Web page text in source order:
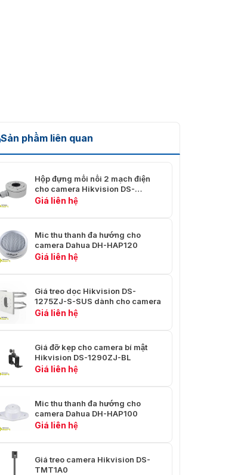
Sản phẩm liên quan
Hộp đựng mối nối 2 mạch điện
cho camera Hikvision DS-
1280ZJ-XS
Giá liên hệ
Mic thu thanh đa hướng cho
camera Dahua DH-HAP120
Giá liên hệ
Giá treo dọc Hikvision DS-
1275ZJ-S-SUS dành cho camera
Giá liên hệ
Giá đỡ kẹp cho camera bí mật
Hikvision DS-1290ZJ-BL
Giá liên hệ
Mic thu thanh đa hướng cho
camera Dahua DH-HAP100
Giá liên hệ
Giá treo camera Hikvision DS-
TMT1A0